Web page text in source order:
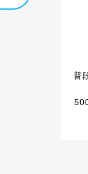
ービス 個人情報問
普